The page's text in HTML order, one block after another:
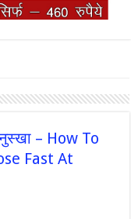
– How To
Fast At